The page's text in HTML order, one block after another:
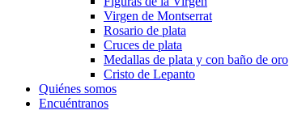
Virgen de Montserrat
Rosario de plata
Cruces de plata
Medallas de plata y con baño de oro
Cristo de Lepanto
Quiénes somos
Encuéntranos